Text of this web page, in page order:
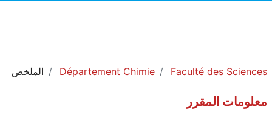
Faculté des Sciences
Département Chimie الملخص
معلومات المقرر